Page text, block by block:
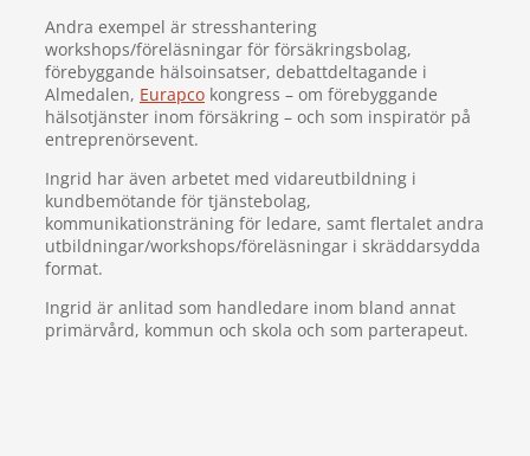
Andra exempel är stresshantering
workshops/föreläsningar för försäkringsbolag,
förebyggande hälsoinsatser, debattdeltagande i
Almedalen, Eurapco kongress – om förebyggande
hälsotjänster inom försäkring – och som inspiratör på
entreprenörsevent.
Ingrid har även arbetet med vidareutbildning i
kundbemötande för tjänstebolag,
kommunikationsträning för ledare, samt flertalet andra
utbildningar/workshops/föreläsningar i skräddarsydda
format.
Ingrid är anlitad som handledare inom bland annat
primärvård, kommun och skola och som parterapeut.